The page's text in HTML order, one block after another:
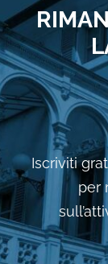
Iscriviti
per